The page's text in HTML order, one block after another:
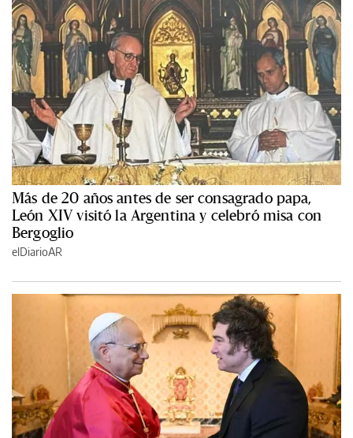
Más de 20 años antes de ser consagrado papa,
León XIV visitó la Argentina y celebró misa con
Bergoglio
elDiarioAR